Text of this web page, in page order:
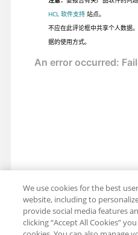
HCL 软件支持站点。
不应在此评论框中共享个人数据
据的使用方式。
We use cookies for the best
website, including to
provide social media features
clicking “Accept All Cookies”